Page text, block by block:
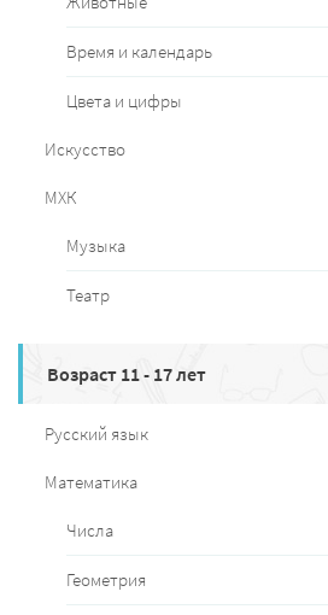
Время и календарь
Цвета и цифры
Искусство
МХК
Музыка
Театр
Возраст 11 - 17 лет
Русский язык
Математика
Числа
Геометрия